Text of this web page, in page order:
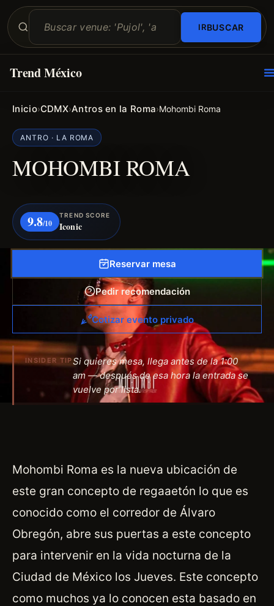
BUSCAR
Trend México
Inicio›CDMX›Antros en la Roma›Mohombi Roma
ANTRO · LA ROMA
MOHOMBI ROMA
9.8/10
TREND SCORE
Iconic
Reservar mesa
Pedir recomendación
Cotizar evento privado
INSIDER TIPSi quieres mesa, llega antes de la 1:00
am — después de esa hora la entrada se
vuelve por lista.
Mohombi Roma es la nueva ubicación de
este gran concepto de regaaetón lo que es
conocido como el corredor de Álvaro
Obregón, abre sus puertas a este concepto
para intervenir en la vida nocturna de la
Ciudad de México los Jueves. Este concepto
como muchos ya lo conocen esta basado en